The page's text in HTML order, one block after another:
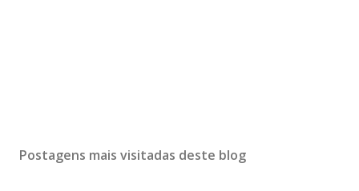
Postagens mais visitadas deste blog